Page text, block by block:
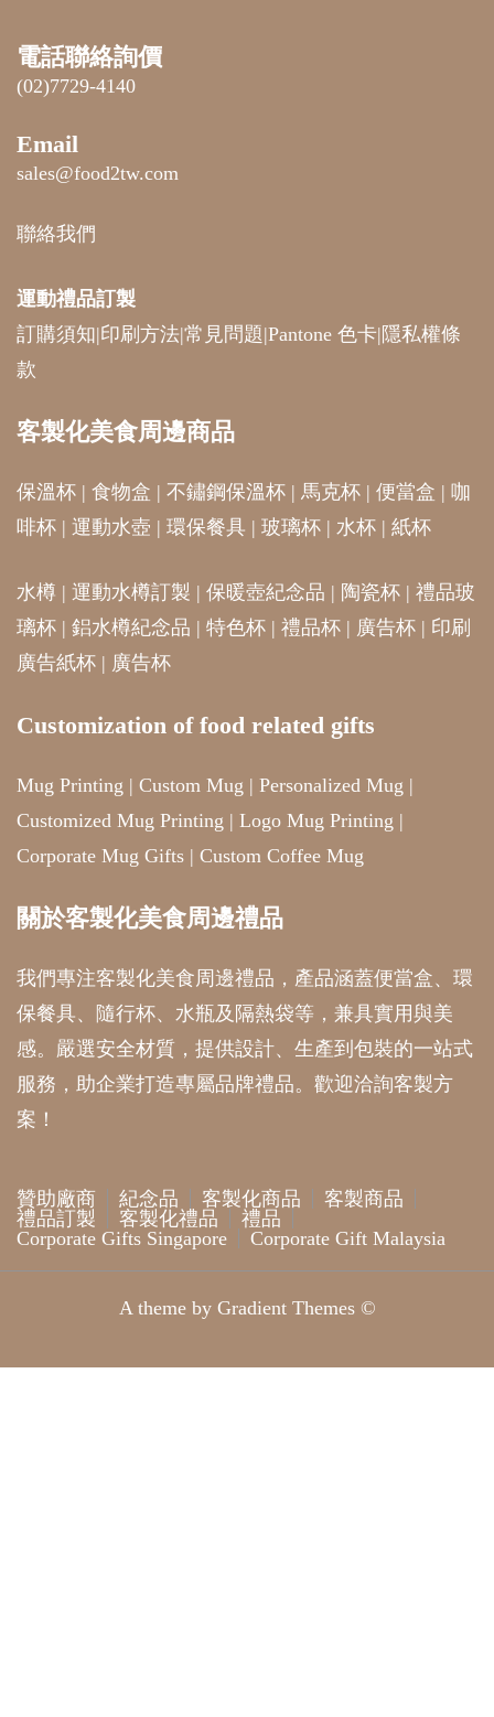
電話聯絡詢價
(02)7729-4140
Email
sales@food2tw.com
聯絡我們
運動禮品訂製
訂購須知|印刷方法|常見問題|Pantone 色卡| 隱私權條
款
客製化美食周邊商品
保溫杯 | 食物盒 | 不鏽鋼保溫杯 | 馬克杯 | 便當盒 | 咖
啡杯 | 運動水壺 | 環保餐具 | 玻璃杯 | 水杯 | 紙杯
水樽 | 運動水樽訂製 | 保暖壺紀念品 | 陶瓷杯 | 禮品玻
璃杯 | 鋁水樽紀念品 | 特色杯 | 禮品杯 | 廣告杯 | 印刷
廣告紙杯 | 廣告杯
Customization of food related gifts
Mug Printing | Custom Mug | Personalized Mug |
Customized Mug Printing | Logo Mug Printing |
Corporate Mug Gifts | Custom Coffee Mug
關於客製化美食周邊禮品
我們專注客製化美食周邊禮品，產品涵蓋便當盒、環
保餐具、隨行杯、水瓶及隔熱袋等，兼具實用與美
感。嚴選安全材質，提供設計、生產到包裝的一站式
服務，助企業打造專屬品牌禮品。歡迎洽詢客製方
案！
贊助廠商 紀念品 客製化商品
客製商品
禮品訂製
客製化禮品
禮品
Corporate Gifts Singapore
Corporate Gift Malaysia
A theme by Gradient Themes ©